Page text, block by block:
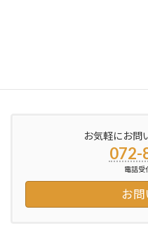
2026年6月22日
お気軽にお問
電話受
お